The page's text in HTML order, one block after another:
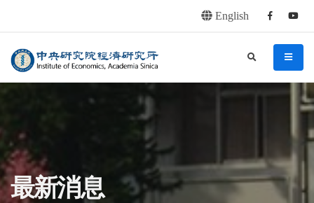
English Facebook
中央研究院經濟研究所 menu
search
最新消息